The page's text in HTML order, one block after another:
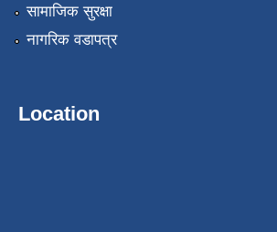
सामाजिक सुरक्षा
नागरिक वडापत्र
Location